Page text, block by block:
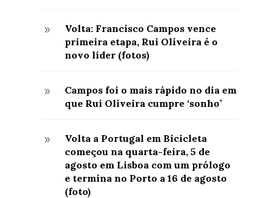
9
Volta: Francisco Campos vence
primeira etapa, Rui Oliveira é o
novo líder (fotos)
9
Campos foi o mais rápido no dia em
que Rui Oliveira cumpre ‘sonho’
9
Volta a Portugal em Bicicleta
começou na quarta-feira, 5 de
agosto em Lisboa com um prólogo
e termina no Porto a 16 de agosto
(foto)